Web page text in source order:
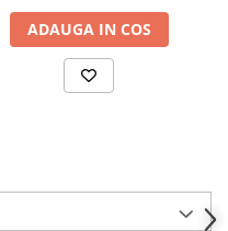
ADAUGA IN COS